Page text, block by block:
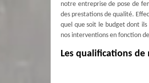
notre entreprise de pose de
des prestations de qualité.
quel que soit le budget dont ils
nos interventions en fonction
Les qualifications de